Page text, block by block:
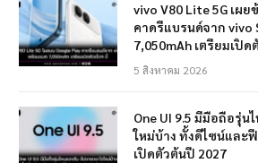
vivo V80 Lite 5G เผ
คาดรีแบรนด์จาก vivo
7,050mAh เตรียมเปิด
5 สิงหาคม 2026
One UI 9.5 มีมือถือรุ่น
ใหม่บ้าง ทั้งดีไซน์และ
เปิดตัวต้นปี 2027